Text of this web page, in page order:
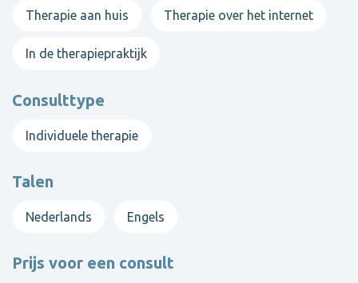
Therapie aan huis Therapie over het internet
In de therapiepraktijk
Consulttype
Individuele therapie
Talen
Nederlands Engels
Prijs voor een consult